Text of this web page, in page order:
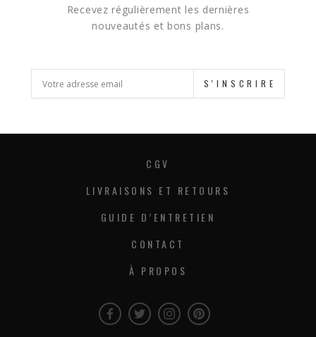
Recevez régulièrement les dernières
nouveautés et bons plans.
S'INSCRIRE
CGV
LIVRAISONS ET RETOURS
GUIDE D’ENTRETIEN
CONTACT
À PROPOS
FacebookTwitterInstagramInstagram